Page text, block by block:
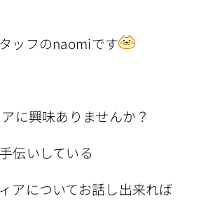
ッフのnaomiです
に興味ありませんか？
伝いしている
アについてお話し出来れば